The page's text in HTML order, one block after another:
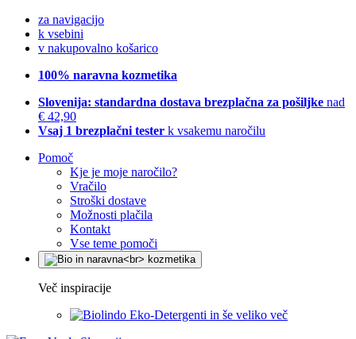
za navigacijo
k vsebini
v nakupovalno košarico
100% naravna kozmetika
Slovenija: standardna dostava brezplačna za pošiljke nad
€ 42,90
Vsaj 1 brezplačni tester k vsakemu naročilu
Pomoč
Kje je moje naročilo?
Vračilo
Stroški dostave
Možnosti plačila
Kontakt
Vse teme pomoči
Več inspiracije
Eko-Detergenti in še veliko več